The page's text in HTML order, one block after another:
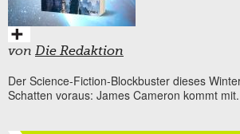
von Die Redaktion
Der Science-Fiction-Blockbuster dieses
Schatten voraus: James Cameron kommt